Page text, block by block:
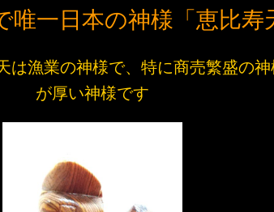
唯一日本の神様「恵比寿
は漁業の神様で、特に商売繁盛の
が厚い神様です